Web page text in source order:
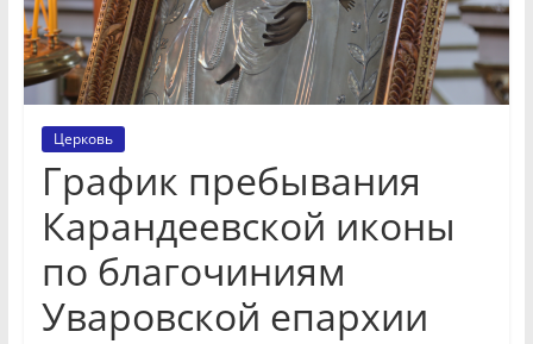
Церковь
График пребывания
Карандеевской иконы
по благочиниям
Уваровской епархии